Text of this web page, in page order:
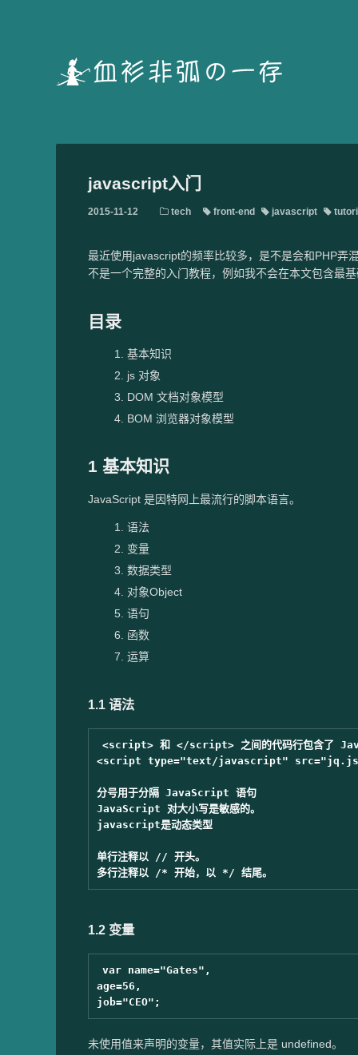
javascript入门
2015-11-12 tech front-end javascript
最近使用javascript的频率比较多，是不是会和PHP弄
不是一个完整的入门教程，例如我不会在本文包含最
目录
基本知识
js 对象
DOM 文档对象模型
BOM 浏览器对象模型
1 基本知识
JavaScript 是因特网上最流行的脚本语言。
语法
变量
数据类型
对象Object
语句
函数
运算
1.1 语法
<script> 和 </script> 之间的代码行包含了
<script type="text/javascript"
分号用于分隔 JavaScript 语句
JavaScript 对大小写是敏感的。
javascript是动态类型
单行注释以 // 开头。
1.2 变量
var name="Gates",
age=56,
未使用值来声明的变量，其值实际上是 undefined。